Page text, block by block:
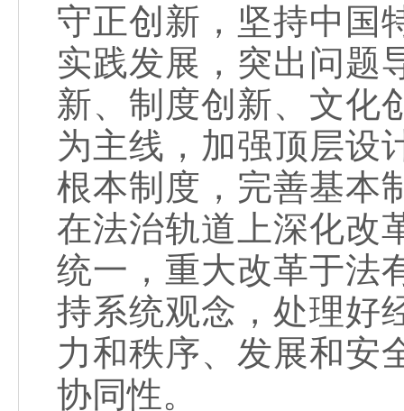
守正创新，坚持中国
实践发展，突出问题
新、制度创新、文化
为主线，加强顶层设
根本制度，完善基本
在法治轨道上深化改
统一，重大改革于法
持系统观念，处理好
力和秩序、发展和安
协同性。